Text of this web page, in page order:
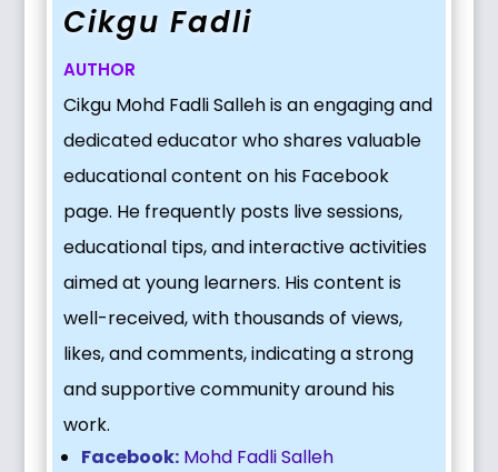
Cikgu Fadli
AUTHOR
Cikgu Mohd Fadli Salleh is an engaging and
dedicated educator who shares valuable
educational content on his Facebook
page. He frequently posts live sessions,
educational tips, and interactive activities
aimed at young learners. His content is
well-received, with thousands of views,
likes, and comments, indicating a strong
and supportive community around his
work.
Facebook: Mohd Fadli Salleh